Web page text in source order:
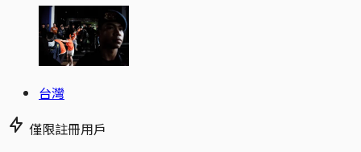
台灣
僅限註冊用戶